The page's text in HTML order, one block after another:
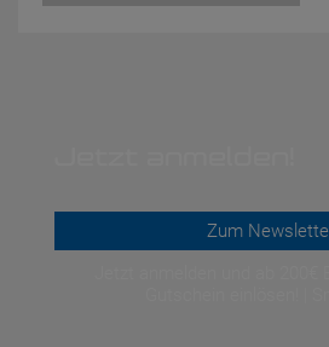
Zum